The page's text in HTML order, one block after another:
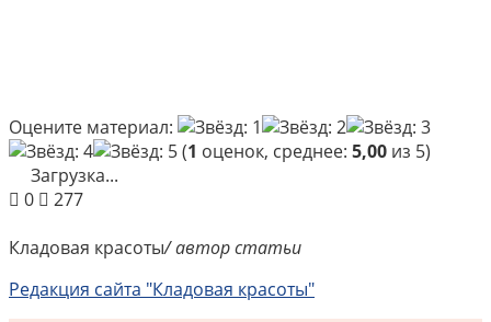
Оцените материал:
(1 оценок, среднее: 5,00 из 5)
Загрузка...
0
277
Кладовая красоты/ автор статьи
Редакция сайта "Кладовая красоты"